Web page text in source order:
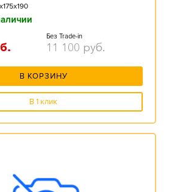
Без Trade-in
11 100 руб.
В КОРЗИНУ
В 1 клик